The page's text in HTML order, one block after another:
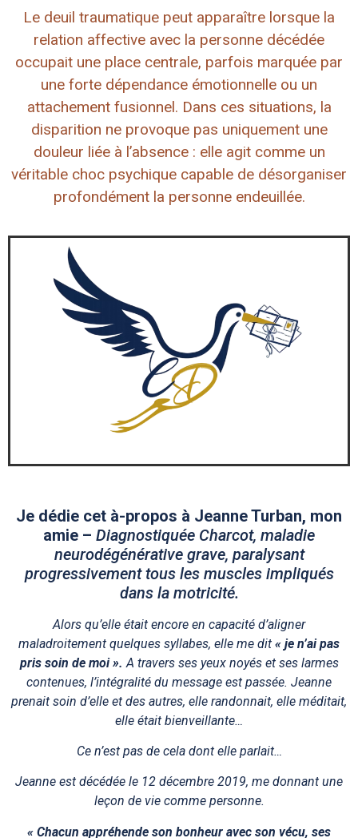
Le deuil traumatique peut apparaître lorsque la
relation affective avec la personne décédée
occupait une place centrale, parfois marquée par
une forte dépendance émotionnelle ou un
attachement fusionnel. Dans ces situations, la
disparition ne provoque pas uniquement une
douleur liée à l’absence : elle agit comme un
véritable choc psychique capable de désorganiser
profondément la personne endeuillée.
Je dédie cet à-propos à Jeanne Turban, mon
amie – Diagnostiquée Charcot, maladie
neurodégénérative grave, paralysant
progressivement tous les muscles impliqués
dans la motricité.
Alors qu’elle était encore en capacité d’aligner
maladroitement quelques syllabes, elle me dit « je n’ai pas
pris soin de moi ». A travers ses yeux noyés et ses larmes
contenues, l’intégralité du message est passée. Jeanne
prenait soin d’elle et des autres, elle randonnait, elle méditait,
elle était bienveillante…
Ce n’est pas de cela dont elle parlait…
Jeanne est décédée le 12 décembre 2019, me donnant une
leçon de vie comme personne.
« Chacun appréhende son bonheur avec son vécu, ses